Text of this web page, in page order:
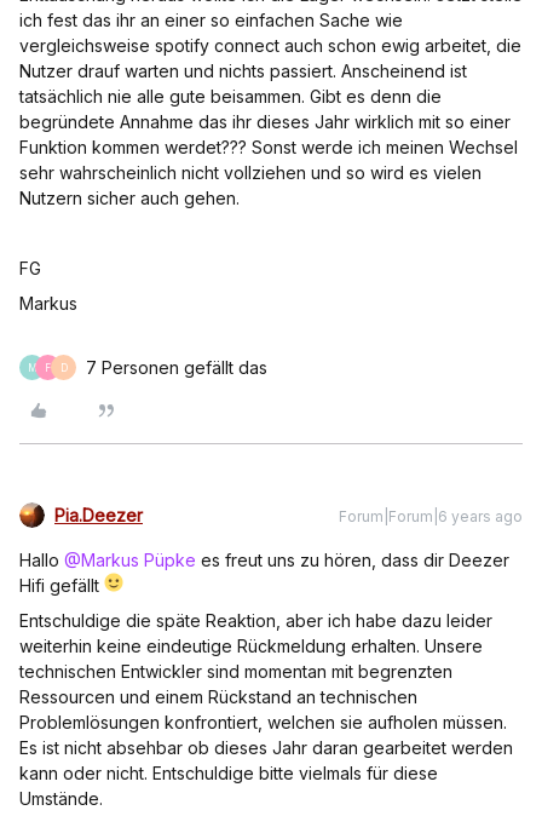
ich fest das ihr an einer so einfachen Sache wie
vergleichsweise spotify connect auch schon ewig arbeitet, die
Nutzer drauf warten und nichts passiert. Anscheinend ist
tatsächlich nie alle gute beisammen. Gibt es denn die
begründete Annahme das ihr dieses Jahr wirklich mit so einer
Funktion kommen werdet??? Sonst werde ich meinen Wechsel
sehr wahrscheinlich nicht vollziehen und so wird es vielen
Nutzern sicher auch gehen.
FG
Markus
M F D 7 Personen gefällt das
Pia.Deezer Forum|Forum|6 years ago
Hallo @Markus Püpke es freut uns zu hören, dass dir Deezer
Hifi gefällt
Entschuldige die späte Reaktion, aber ich habe dazu leider
weiterhin keine eindeutige Rückmeldung erhalten. Unsere
technischen Entwickler sind momentan mit begrenzten
Ressourcen und einem Rückstand an technischen
Problemlösungen konfrontiert, welchen sie aufholen müssen.
Es ist nicht absehbar ob dieses Jahr daran gearbeitet werden
kann oder nicht. Entschuldige bitte vielmals für diese
Umstände.